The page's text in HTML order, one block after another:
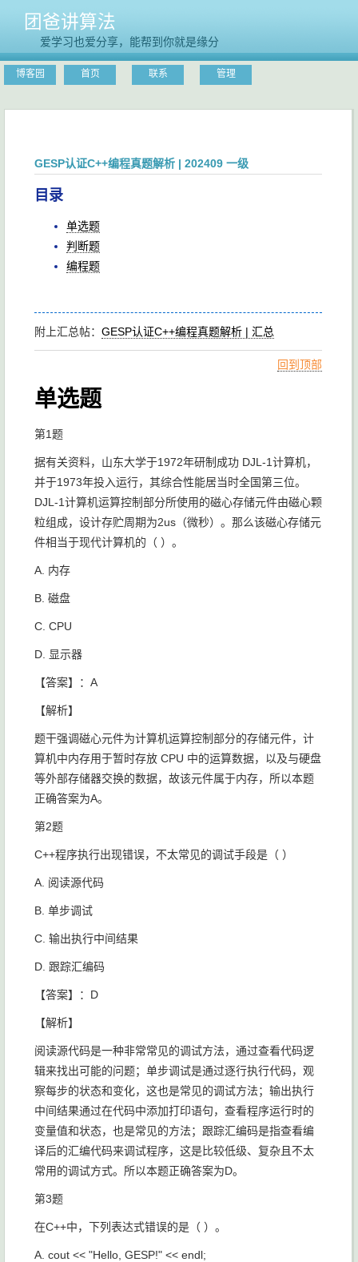
团爸讲算法
爱学习也爱分享，能帮到你就是缘分
博客园 首页 联系 管理
GESP认证C++编程真题解析 | 202409 一级
目录
单选题
判断题
编程题
附上汇总帖： GESP认证C++编程真题解析 | 汇总
回到顶部
单选题
第1题
据有关资料，山东大学于1972年研制成功 DJL-1计算机，
并于1973年投入运行，其综合性能居当时全国第三位。
DJL-1计算机运算控制部分所使用的磁心存储元件由磁心颗
粒组成，设计存贮周期为2us（微秒）。那么该磁心存储元
件相当于现代计算机的（ ）。
A. 内存
B. 磁盘
C. CPU
D. 显示器
【答案】：A
【解析】
题干强调磁心元件为计算机运算控制部分的存储元件，计
算机中内存用于暂时存放 CPU 中的运算数据，以及与硬盘
等外部存储器交换的数据，故该元件属于内存，所以本题
正确答案为A。
第2题
C++程序执行出现错误，不太常见的调试手段是（ ）
A. 阅读源代码
B. 单步调试
C. 输出执行中间结果
D. 跟踪汇编码
【答案】：D
【解析】
阅读源代码是一种非常常见的调试方法，通过查看代码逻
辑来找出可能的问题；单步调试是通过逐行执行代码，观
察每步的状态和变化，这也是常见的调试方法；输出执行
中间结果通过在代码中添加打印语句，查看程序运行时的
变量值和状态，也是常见的方法；跟踪汇编码是指查看编
译后的汇编代码来调试程序，这是比较低级、复杂且不太
常用的调试方式。所以本题正确答案为D。
第3题
在C++中，下列表达式错误的是（ ）。
A. cout << "Hello, GESP!" << endl;​